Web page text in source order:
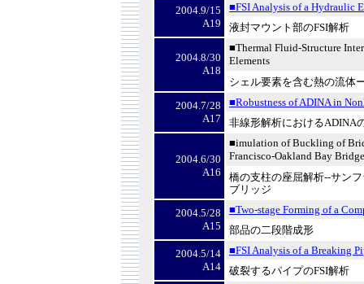
2004.9/15
A19
■FSI Analysis of a Hydraulic
液封マウント部のFSI解析
2004.8/30
A18
■Thermal Fluid-Structure
Elements
シェル要素を含む熱の流体
2004.7/28
A17
■Robustness of ADINA in
非線形解析におけるADINA
2004.6/30
A16
■imulation of Buckling of
Francisco-Oakland Bay Bridge
橋の支柱の座屈解析--サン
ブリッジ
2004.5/28
A15
■Two-stage Forming of a
部品の二段階成形
2004.5/14
A14
■FSI Analysis of a Breaking
破裂するパイプのFSI解析